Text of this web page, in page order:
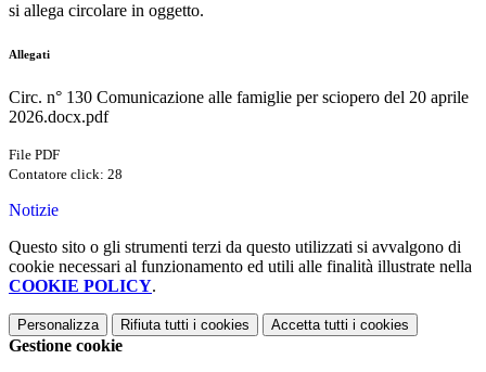
si allega circolare in oggetto.
Allegati
Circ. n° 130 Comunicazione alle famiglie per sciopero del 20 aprile
2026.docx.pdf
File PDF
Contatore click: 28
Notizie
Questo sito o gli strumenti terzi da questo utilizzati si avvalgono di
cookie necessari al funzionamento ed utili alle finalità illustrate nella
COOKIE POLICY.
Personalizza Rifiuta tutti i cookies Accetta tutti i cookies
Gestione cookie